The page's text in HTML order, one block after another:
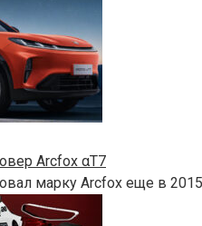
Arcfox αT7
марку Arcfox еще в